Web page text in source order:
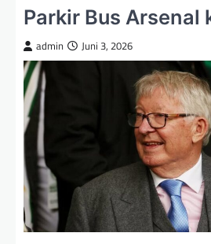
Parkir Bus Arsenal
admin Juni 3, 2026